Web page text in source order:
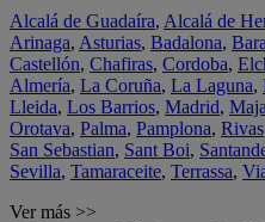
Alcalá de Guadaíra, Alcalá de
Arinaga, Asturias, Badalona,
Castellón, Chafiras, Cordoba,
Almería, La Coruña, La Laguna,
Lleida, Los Barrios, Madrid,
Orotava, Palma, Pamplona, Rivas
San Sebastian, Sant Boi,
Sevilla, Tamaraceite, Terrassa,
Ver más >>